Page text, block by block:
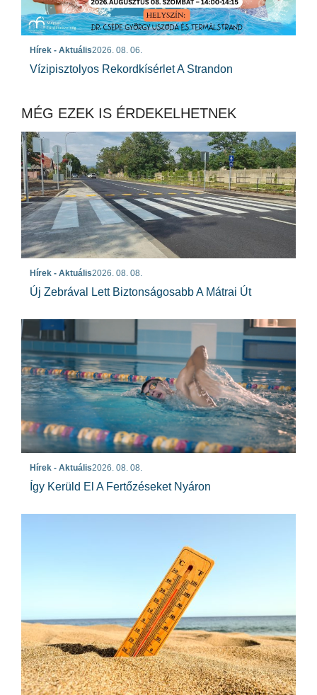
Hírek - Aktuális2026. 08. 06.
Vízipisztolyos Rekordkísérlet A Strandon
MÉG EZEK IS ÉRDEKELHETNEK
Hírek - Aktuális2026. 08. 08.
Új Zebrával Lett Biztonságosabb A Mátrai Út
Hírek - Aktuális2026. 08. 08.
Így Kerüld El A Fertőzéseket Nyáron